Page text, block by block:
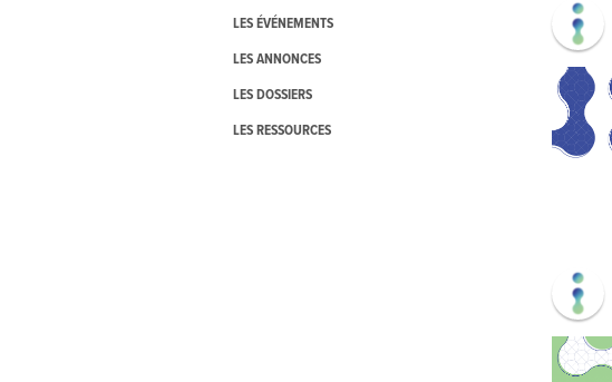
LES ÉVÉNEMENTS
LES ANNONCES
LES DOSSIERS
LES RESSOURCES